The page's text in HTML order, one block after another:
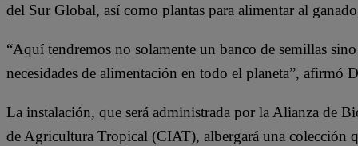
del Sur Global, así como plantas para alimentar al
“Aquí tendremos no solamente un banco de semillas
necesidades de alimentación en todo el planeta”, afirmó
La instalación, que será administrada por la Alianza de
de Agricultura Tropical (CIAT), albergará una colección